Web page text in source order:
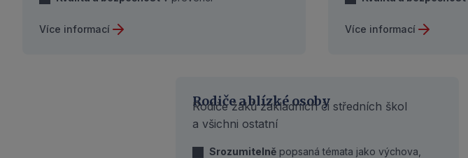
Více informací Více informací
Rodiče a blízké osoby
Rodiče žáků základních či středních škol
a všichni ostatní
Srozumitelněpopsaná témata jako výchova,